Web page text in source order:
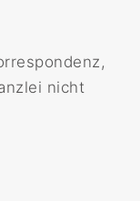
nicht